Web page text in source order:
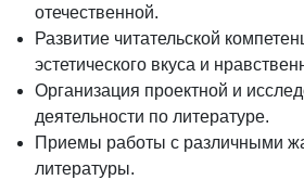
отечественной.
Развитие читательской
эстетического вкуса и
Организация проектной и
деятельности по литературе.
Приемы работы с различными
литературы.